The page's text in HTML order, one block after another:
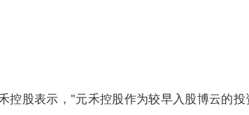
控股表示，"元禾控股作为较早入股博云的投